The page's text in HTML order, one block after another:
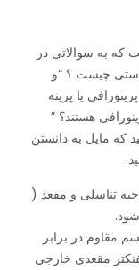
که به سوالاتی در
چیست ؟ “و
یا پرینه
هستند؟ ”
که مایل به دانستن
تناسلی و مقعد (
مقاوم در برابر
مقعدی خارجی